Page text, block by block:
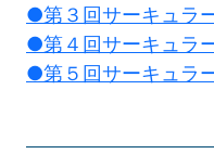
●第３回サーキュラ
●第４回サーキュラ
●第５回サーキュラ